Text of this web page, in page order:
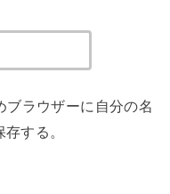
ブラウザーに自分の名
する。